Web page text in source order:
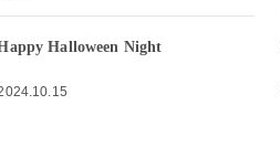
Halloween Night